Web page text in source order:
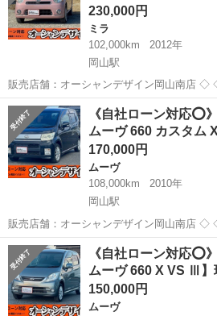
230,000円
ミラ
102,000km
2012年
岡山駅
販売店舗：オーシャンデザイン岡山南店 ◇ ◇ ◇ 仕様・装備 ◇ ◇ ◇
■メーカー：ダイハツ ■ 車種名：ミラココ
あり ■ 年式(年): 2012年 ■ 走行距...
岡山 岡山市 岡山駅 ミラ ミ
《自社ローン対応⭕️
ムーヴ 660 カスタム
170,000円
ムーヴ
108,000km
2010年
岡山駅
販売店舗：オーシャンデザイン岡山南店 ◇ ◇ ◇ 仕様・装備 ◇ ◇ ◇
■メーカー：ダイハツ ■ 車種名：ムーヴ
し ■ 年式(年): 2010年 ■ 走行距離...
岡山 岡山市 岡山駅 ムーヴ 自
《自社ローン対応⭕️
ムーヴ 660 X VS Ⅲ
150,000円
ムーヴ